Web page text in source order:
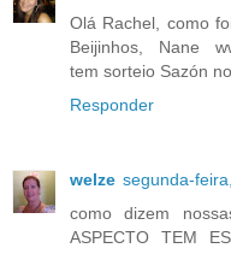
Olá Rachel, como
Beijinhos, Nane
tem sorteio Sazón
Responder
welze segunda-
como dizem
ASPECTO TEM